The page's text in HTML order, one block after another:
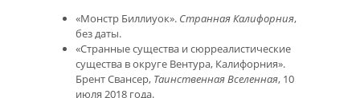
«Монстр Биллиуок». Странная Калифорния,
без даты.
«Странные существа и сюрреалистические
существа в округе Вентура, Калифорния».
Брент Свансер, Таинственная Вселенная, 10
июля 2018 года.